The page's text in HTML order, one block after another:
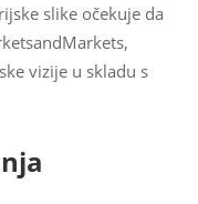
slike očekuje da
vizije u skladu s